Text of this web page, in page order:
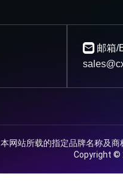
邮箱/
本网站所载的指定品牌名称及
Copyright ©